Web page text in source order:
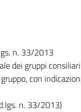
n. 33/2013
dei gruppi
con
n. 33/2013)